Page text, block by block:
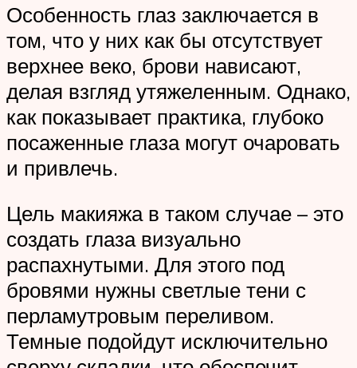
Особенность глаз заключается в
том, что у них как бы отсутствует
верхнее веко, брови нависают,
делая взгляд утяжеленным. Однако,
как показывает практика, глубоко
посаженные глаза могут очаровать
и привлечь.
Цель макияжа в таком случае – это
создать глаза визуально
распахнутыми. Для этого под
бровями нужны светлые тени с
перламутровым переливом.
Темные подойдут исключительно